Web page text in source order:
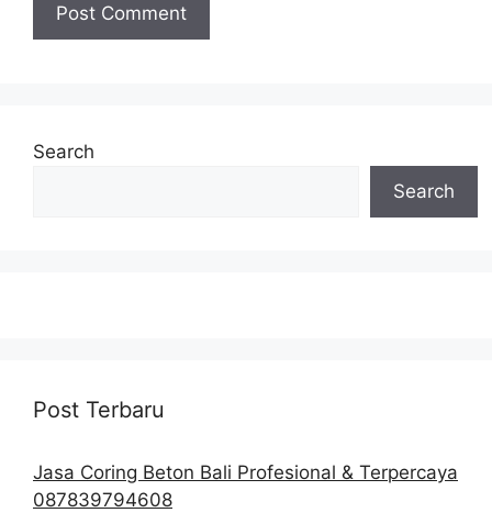
Search
Search
Post Terbaru
Jasa Coring Beton Bali Profesional & Terpercaya
087839794608